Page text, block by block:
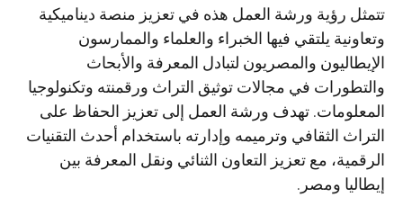
تتمثل رؤية ورشة العمل هذه في تعزيز منصة ديناميكية
وتعاونية يلتقي فيها الخبراء والعلماء والممارسون
الإيطاليون والمصريون لتبادل المعرفة والأبحاث
والتطورات في مجالات توثيق التراث ورقمنته وتكنولوجيا
المعلومات. تهدف ورشة العمل إلى تعزيز الحفاظ على
التراث الثقافي وترميمه وإدارته باستخدام أحدث التقنيات
الرقمية، مع تعزيز التعاون الثنائي ونقل المعرفة بين
إيطاليا ومصر.